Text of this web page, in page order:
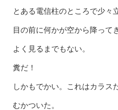
とある電信柱のところで少々
目の前に何かが空から降って
よく見るまでもない。
糞だ！
しかもでかい。これはカラス
むかついた。